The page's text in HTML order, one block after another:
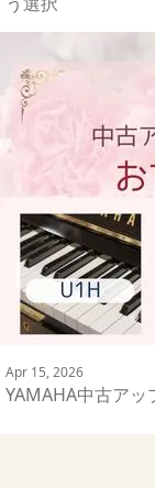
Apr 15, 2026
YAMAHA中古ア